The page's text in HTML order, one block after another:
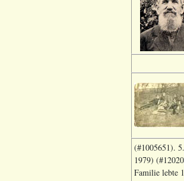
(#1005651).
1979)
Familie lebte